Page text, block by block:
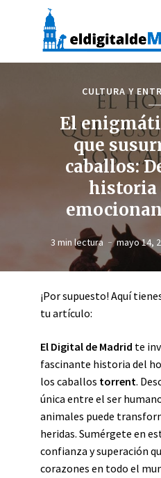
CULTURA Y
El
que
caballos:
historia
3 min lectura mayo 14,
¡Por supuesto! Aquí
tu artículo:
El Digital de Madrid te
fascinante historia del
los caballos torrent.
única entre el ser
animales puede
heridas. Sumérgete en
confianza y superación
corazones en todo el